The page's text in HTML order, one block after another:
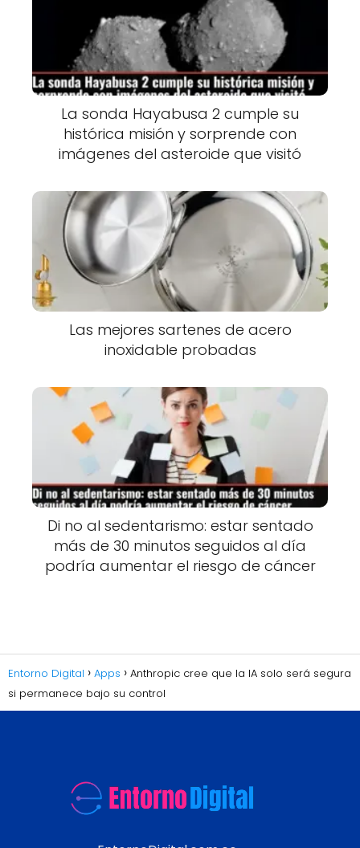
La sonda Hayabusa 2 cumple su
histórica misión y sorprende con
imágenes del asteroide que visitó
Las mejores sartenes de acero
inoxidable probadas
Di no al sedentarismo: estar sentado
más de 30 minutos seguidos al día
podría aumentar el riesgo de cáncer
Entorno Digital Apps
Anthropic cree que la IA solo será segura
si permanece bajo su control